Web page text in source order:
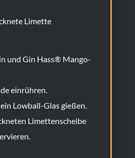
Limette
und Gin Hass® Mango-
einrühren.
Lowball-Glas gießen.
Limettenscheibe